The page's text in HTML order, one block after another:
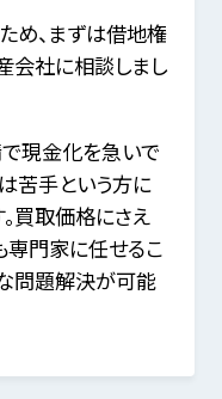
め、まずは借地権
会社に相談しまし
現金化を急いで
苦手という方に
買取価格にさえ
専門家に任せるこ
問題解決が可能